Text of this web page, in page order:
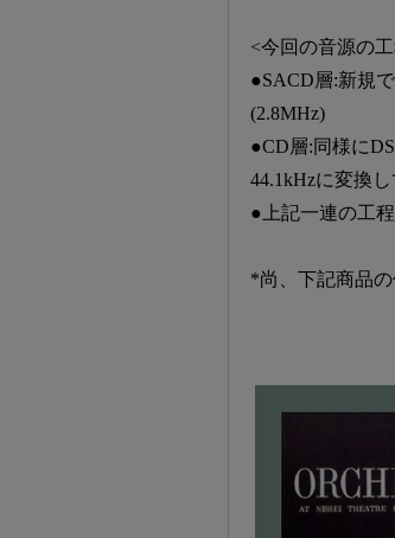
<今回の音源の
●SACD層:新規
(2.8MHz)
●CD層:同様に
44.1kHzに変換
●上記一連の工
*尚、下記商品